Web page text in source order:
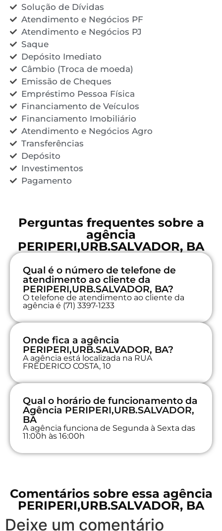
Solução de Dívidas
Atendimento e Negócios PF
Atendimento e Negócios PJ
Saque
Depósito Imediato
Câmbio (Troca de moeda)
Emissão de Cheques
Empréstimo Pessoa Física
Financiamento de Veículos
Financiamento Imobiliário
Atendimento e Negócios Agro
Transferências
Depósito
Investimentos
Pagamento
Perguntas frequentes sobre a
agência
PERIPERI,URB.SALVADOR, BA
Qual é o número de telefone de
atendimento ao cliente da
PERIPERI,URB.SALVADOR, BA?
O telefone de atendimento ao cliente da
agência é (71) 3397-1233
Onde fica a agência
PERIPERI,URB.SALVADOR, BA?
A agência está localizada na RUA
FREDERICO COSTA, 10
Qual o horário de funcionamento da
Agência PERIPERI,URB.SALVADOR,
BA
A agência funciona de Segunda à Sexta das
11:00h às 16:00h
Comentários sobre essa agência
PERIPERI,URB.SALVADOR, BA
Deixe um comentário